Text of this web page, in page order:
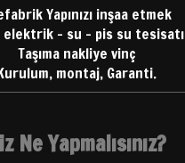
Yapınızı inşaa etmek
elektrik - su - pis su tesisatı
Taşıma nakliye vinç
montaj, Garanti.
Ne Yapmalısınız?